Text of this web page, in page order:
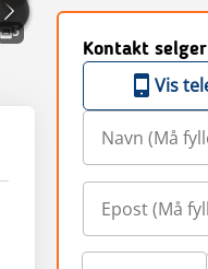
3
Kontakt selger
Vis